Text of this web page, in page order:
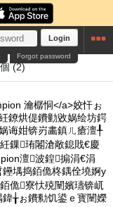
Login
Forgot password
個(2)
瀹樼恫</a>姣忓ぉ
鐐烘偍鐨勭敓娲绘坊鍔
诲姏锛岃畵鎮ㄦ瘡澶╀
鏁珛闂滄敞鎴戝€慶
澶波鍠搧涓€涓
堣捣銆佹柊鍝佺墝婀у
佹寮忕殑闉嬪瓙锛屼
╁ぉ鐨勬饥鍙ｅ寳闉嬫